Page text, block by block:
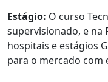
Estágio: O curso
supervisionado, e na
hospitais e estágios
para o mercado com